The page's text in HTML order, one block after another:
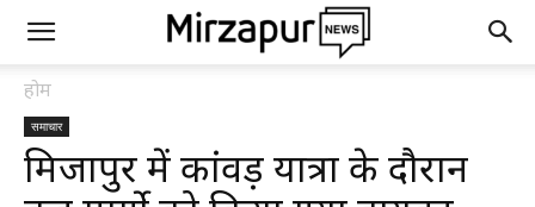
होम
समाचार
मिर्जापुर में कांवड़ यात्रा के दौरान